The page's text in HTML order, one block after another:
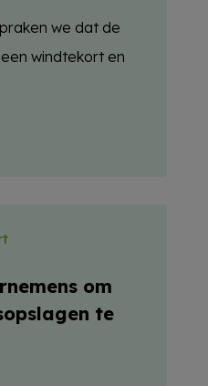
we dat de
windtekort en
om
te